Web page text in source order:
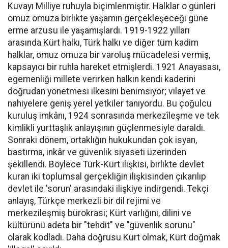
Kuvayı Milliye ruhuyla biçimlenmiştir. Halklar o günleri
omuz omuza birlikte yaşamın gerçekleşeceği güne
erme arzusu ile yaşamışlardı. 1919-1922 yılları
arasında Kürt halkı, Türk halkı ve diğer tüm kadim
halklar, omuz omuza bir varoluş mücadelesi vermiş,
kapsayıcı bir ruhla hareket etmişlerdi. 1921 Anayasası,
egemenliği millete verirken halkın kendi kaderini
doğrudan yönetmesi ilkesini benimsiyor; vilayet ve
nahiyelere geniş yerel yetkiler tanıyordu. Bu çoğulcu
kuruluş imkânı, 1924 sonrasında merkezîleşme ve tek
kimlikli yurttaşlık anlayışının güçlenmesiyle daraldı.
Sonraki dönem, ortaklığın hukukundan çok isyan,
bastırma, inkâr ve güvenlik siyaseti üzerinden
şekillendi. Böylece Türk-Kürt ilişkisi, birlikte devlet
kuran iki toplumsal gerçekliğin ilişkisinden çıkarılıp
devlet ile 'sorun' arasındaki ilişkiye indirgendi. Tekçi
anlayış, Türkçe merkezli bir dil rejimi ve
merkezileşmiş bürokrasi; Kürt varlığını, dilini ve
kültürünü adeta bir "tehdit" ve "güvenlik sorunu"
olarak kodladı. Daha doğrusu Kürt olmak, Kürt doğmak